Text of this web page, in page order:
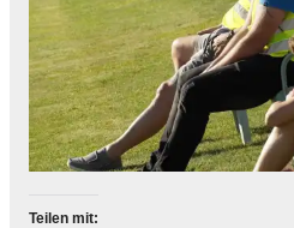
Teilen mit: